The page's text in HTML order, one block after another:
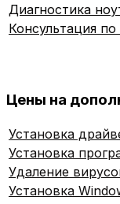
Диагностика
Консультация
Цены на
Установка
Установка
Удаление
Установка